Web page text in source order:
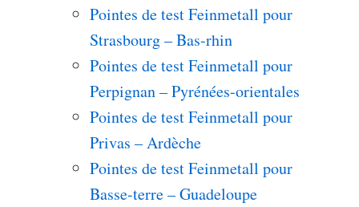
Pointes de test Feinmetall pour
Strasbourg – Bas-rhin
Pointes de test Feinmetall pour
Perpignan – Pyrénées-orientales
Pointes de test Feinmetall pour
Privas – Ardèche
Pointes de test Feinmetall pour
Basse-terre – Guadeloupe